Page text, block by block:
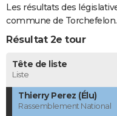
Les résultats des
commune de Torchefelon.
Résultat 2e tour
Tête de liste
Liste
Thierry Perez (Élu)
Rassemblement National